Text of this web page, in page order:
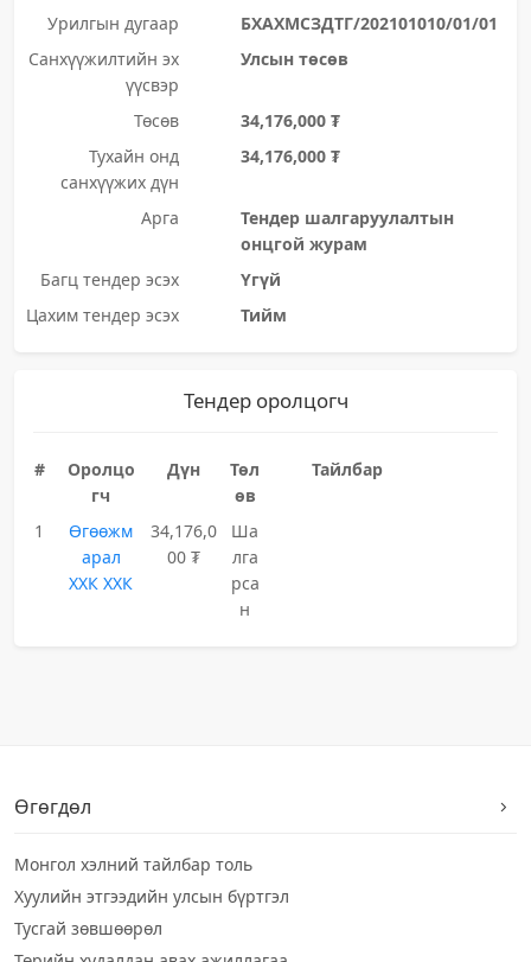
Урилгын дугаар
БХАХМСЗДТГ/202101010/01/01
Санхүүжилтийн эх
үүсвэр
Улсын төсөв
Төсөв
34,176,000 ₮
Тухайн онд
санхүүжих дүн
34,176,000 ₮
Арга
Тендер шалгаруулалтын
онцгой журам
Багц тендер эсэх
Үгүй
Цахим тендер эсэх
Тийм
Тендер оролцогч
#
Оролцо
гч
Дүн
Төл
өв
Тайлбар
1
Өгөөжм
арал
ХХК ХХК
34,176,0
00 ₮
Ша
лга
рса
н
Өгөгдөл
Монгол хэлний тайлбар толь
Хуулийн этгээдийн улсын бүртгэл
Тусгай зөвшөөрөл